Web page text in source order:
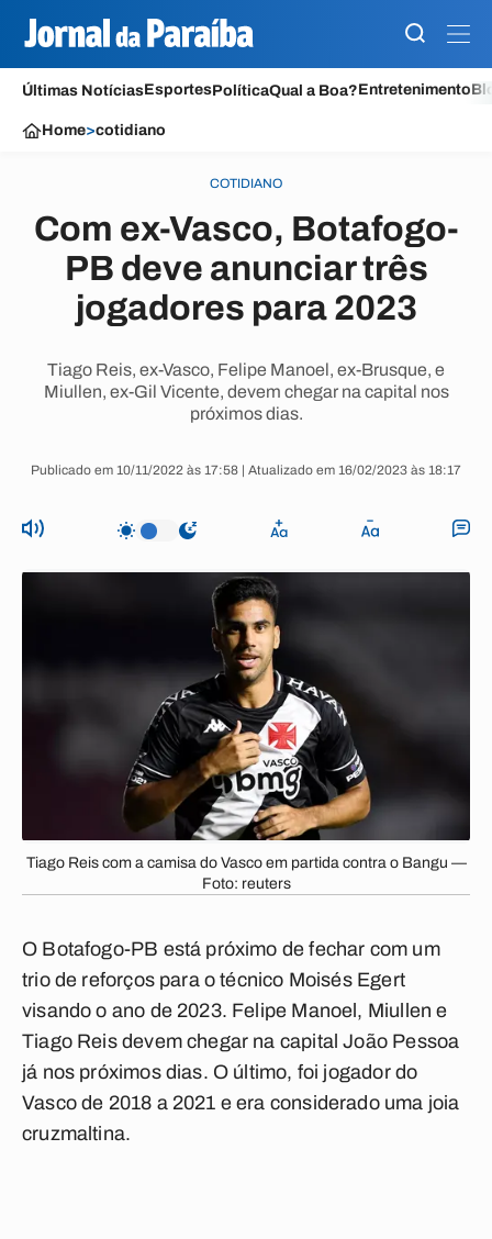
Últimas NotíciasEsportesPolíticaQual a Boa?Entretenimento
Home>cotidiano
COTIDIANO
Com ex-Vasco, Botafogo-
PB deve anunciar três
jogadores para 2023
Tiago Reis, ex-Vasco, Felipe Manoel, ex-Brusque, e
Miullen, ex-Gil Vicente, devem chegar na capital nos
próximos dias.
Publicado em 10/11/2022 às 17:58 | Atualizado em 16/02/2023 às 18:17
Tiago Reis com a camisa do Vasco em partida contra o Bangu —
Foto: reuters
O Botafogo-PB está próximo de fechar com um
trio de reforços para o técnico Moisés Egert
visando o ano de 2023. Felipe Manoel, Miullen e
Tiago Reis devem chegar na capital João Pessoa
já nos próximos dias. O último, foi jogador do
Vasco de 2018 a 2021 e era considerado uma joia
cruzmaltina.